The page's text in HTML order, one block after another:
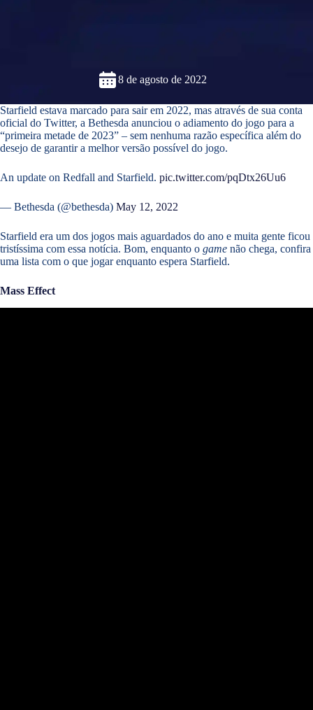
8 de agosto de 2022
Starfield estava marcado para sair em 2022, mas através de sua conta
oficial do Twitter, a Bethesda anunciou o adiamento do jogo para a
“primeira metade de 2023” – sem nenhuma razão específica além do
desejo de garantir a melhor versão possível do jogo.
An update on Redfall and Starfield. pic.twitter.com/pqDtx26Uu6
— Bethesda (@bethesda) May 12, 2022
Starfield era um dos jogos mais aguardados do ano e muita gente ficou
tristíssima com essa notícia. Bom, enquanto o game não chega, confira
uma lista com o que jogar enquanto espera Starfield.
Mass Effect